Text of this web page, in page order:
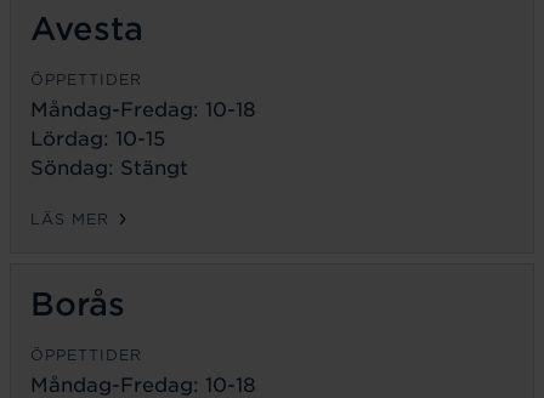
Avesta
ÖPPETTIDER
Måndag-Fredag: 10-18
Lördag: 10-15
Söndag: Stängt
LÄS MER
Borås
ÖPPETTIDER
Måndag-Fredag: 10-18